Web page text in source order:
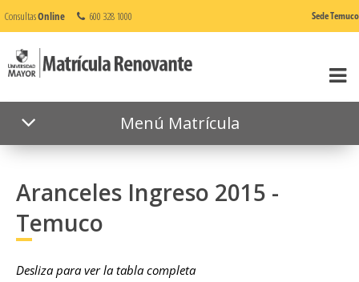
ConsultasOnline 600 328 1000 Sede Temuco
Menú Matrícula
Aranceles Ingreso 2015 -
Temuco
Desliza para ver la tabla completa